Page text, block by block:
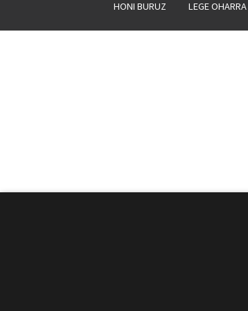
HONI BURUZ LEGE OHARRA